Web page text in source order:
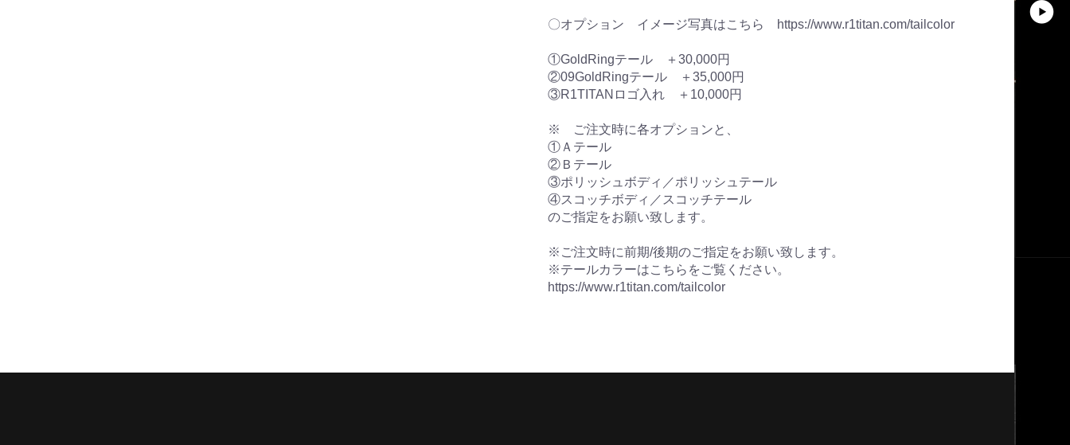
〇オプション イメージ写真はこちら https://www.r1titan.com/tailcolor
①GoldRingテール ＋30,000円
②09GoldRingテール ＋35,000円
③R1TITANロゴ入れ ＋10,000円
※ ご注文時に各オプションと、
①Ａテール
②Ｂテール
③ポリッシュボディ／ポリッシュテール
④スコッチボディ／スコッチテール
のご指定をお願い致します。
※ご注文時に前期/後期のご指定をお願い致します。
※テールカラーはこちらをご覧ください。
https://www.r1titan.com/tailcolor